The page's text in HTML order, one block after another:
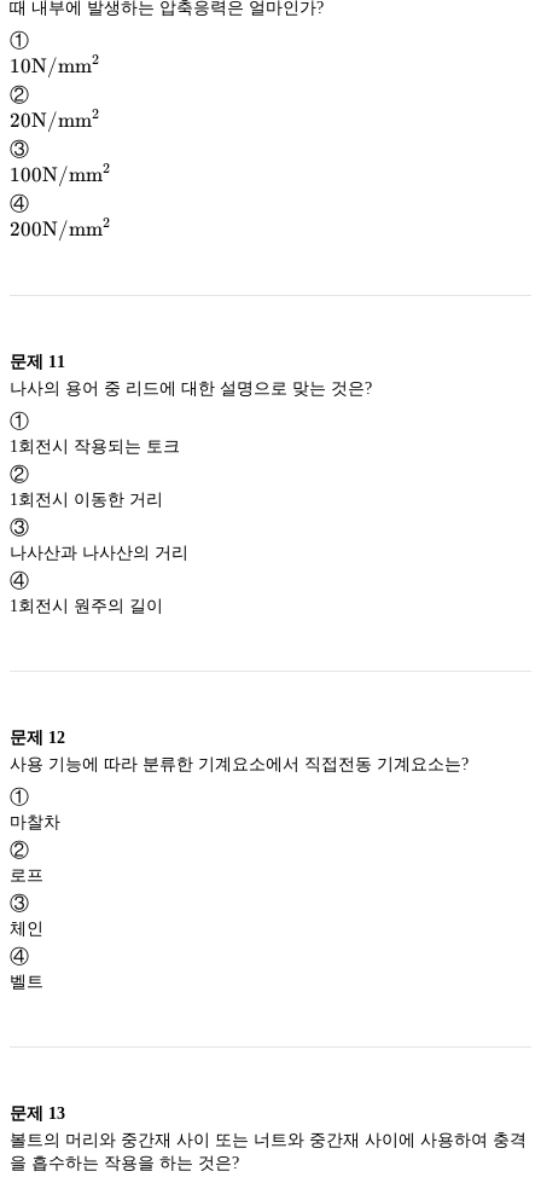
\mathrm{mm}
mm
①
10
\mathrm{N/mm^2}
N/m
10N/mm2
②
20
\mathrm{N/mm^2}
N/m
20N/mm2
③
100
\mathrm{N/mm^2}
N/m
100N/mm2
④
200
200N/mm2
문제 11
①
1회전시 작용되는 토크
②
1회전시 이동한 거리
③
나사산과 나사산의 거리
④
1회전시 원주의 길이
문제 12
①
마찰차
②
로프
③
체인
④
벨트
문제 13
볼트의 머리와 중간재 사이 또는 너트와 중간재 사이에 사용하여 충격